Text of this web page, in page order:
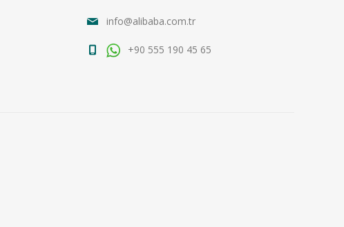
info@alibaba.com.tr
+90 555 190 45 65